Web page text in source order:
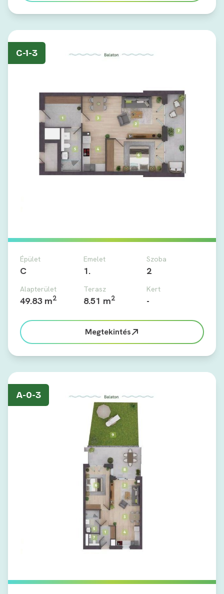
C-1-3
Épület
C
Emelet
1.
Szoba
2
Alapterület
49.83 m2
Terasz
8.51 m2
Kert
-
Megtekintés
A-0-3